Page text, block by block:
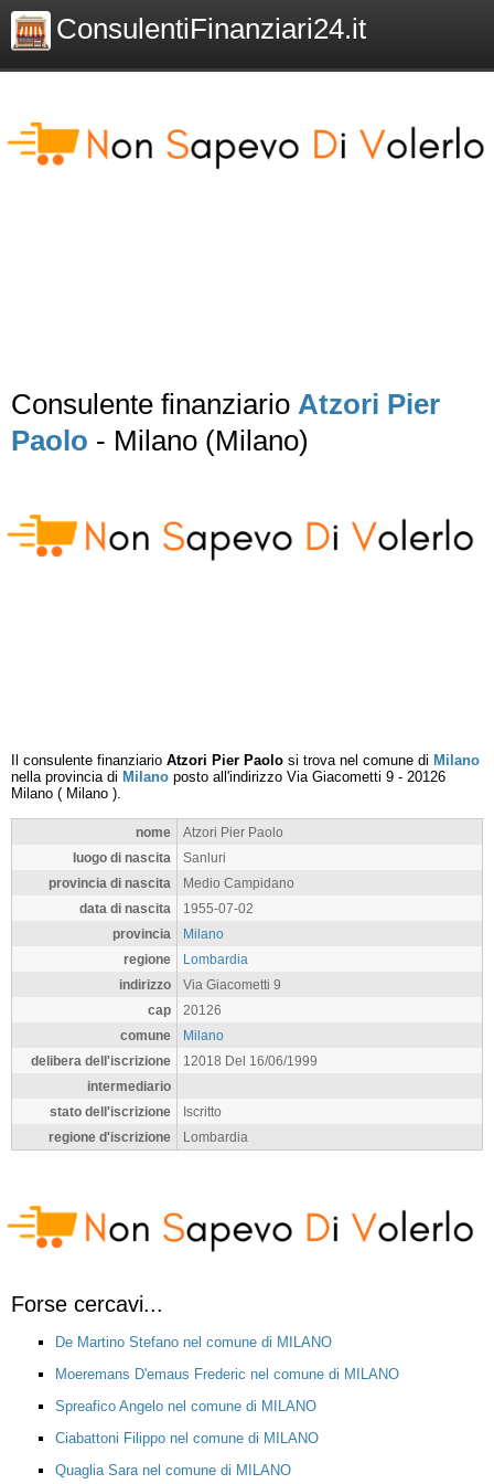
ConsulentiFinanziari24.it
Consulente finanziario Atzori Pier
Paolo - Milano (Milano)
Il consulente finanziario Atzori Pier Paolo si trova nel comune di Milano
nella provincia di Milano posto all'indirizzo Via Giacometti 9 - 20126
Milano ( Milano ).
nome
Atzori Pier Paolo
luogo di nascita
Sanluri
provincia di nascita
Medio Campidano
data di nascita
1955-07-02
provincia
Milano
regione
Lombardia
indirizzo
Via Giacometti 9
cap
20126
comune
Milano
delibera dell'iscrizione
12018 Del 16/06/1999
intermediario
stato dell'iscrizione
Iscritto
regione d'iscrizione
Lombardia
Forse cercavi...
De Martino Stefano nel comune di MILANO
Moeremans D'emaus Frederic nel comune di MILANO
Spreafico Angelo nel comune di MILANO
Ciabattoni Filippo nel comune di MILANO
Quaglia Sara nel comune di MILANO